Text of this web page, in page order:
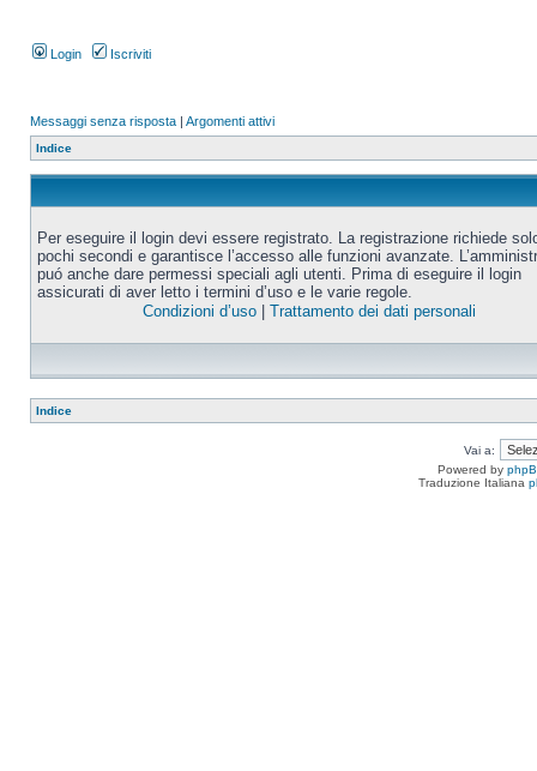
Login Iscriviti
Messaggi senza risposta | Argomenti attivi
Indice
Per eseguire il login devi essere registrato. La registrazione richiede
pochi secondi e garantisce l’accesso alle funzioni avanzate.
puó anche dare permessi speciali agli utenti. Prima di eseguire il login
assicurati di aver letto i termini d’uso e le varie regole.
Condizioni d’uso| Trattamento dei dati personali
Indice
Vai a:
Powered by
Traduzione Italiana